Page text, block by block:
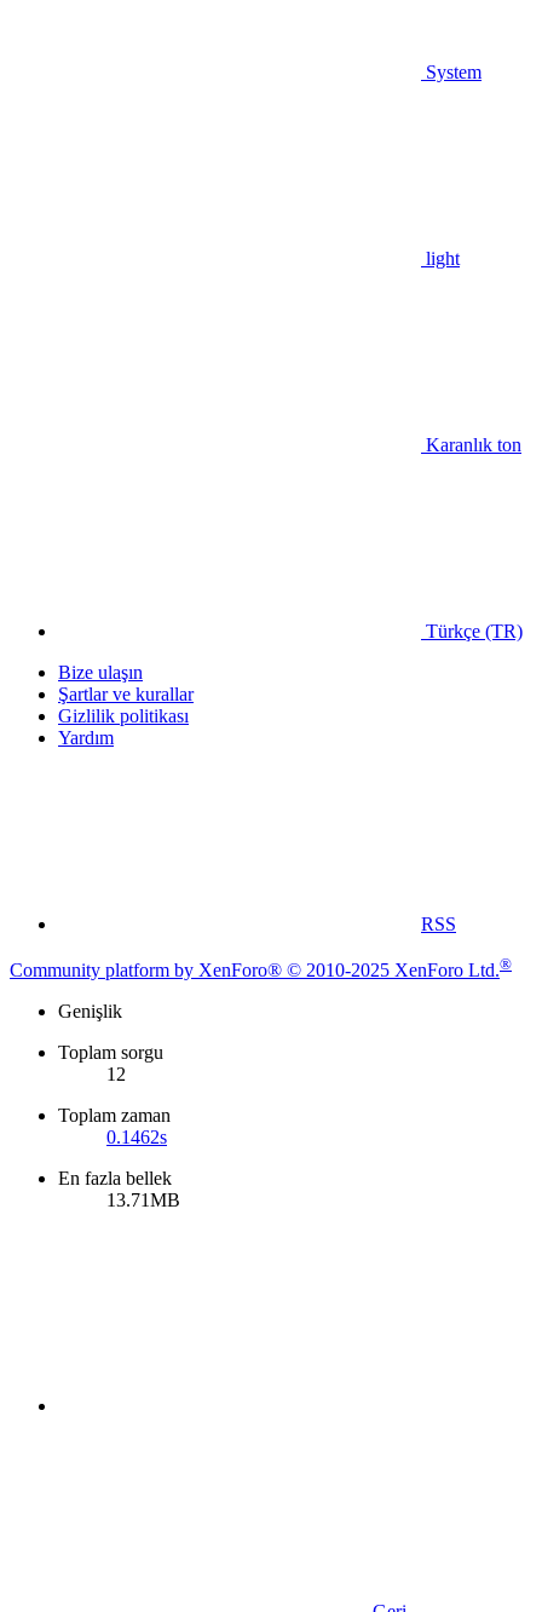
System
light
Karanlık ton
Türkçe (TR)
Bize ulaşın
Şartlar ve kurallar
Gizlilik politikası
Yardım
RSS
Community platform by XenForo® © 2010-2025 XenForo Ltd.®
Genişlik
Toplam sorgu
12
Toplam zaman
0.1462s
En fazla bellek
13.71MB